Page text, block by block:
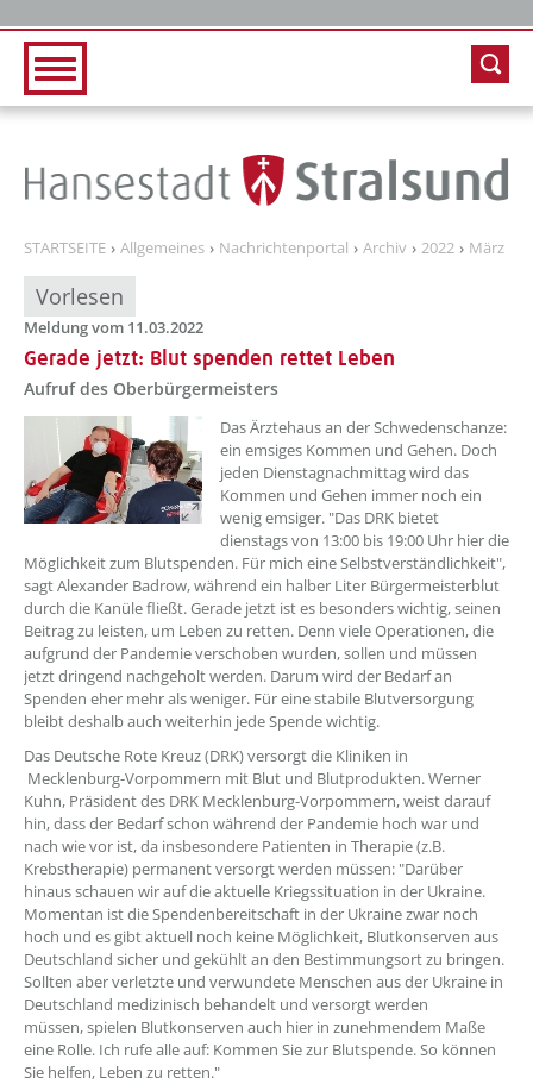
STARTSEITE Allgemeines Nachrichtenportal Archiv 2022 März
Vorlesen
Meldung vom 11.03.2022
Gerade jetzt: Blut spenden rettet Leben
Aufruf des Oberbürgermeisters
??? absaetzeOben[1]/titel ???
Das Ärztehaus an der Schwedenschanze:
ein emsiges Kommen und Gehen. Doch
jeden Dienstagnachmittag wird das
Kommen und Gehen immer noch ein
wenig emsiger. "Das DRK bietet
dienstags von 13:00 bis 19:00 Uhr hier die
Möglichkeit zum Blutspenden. Für mich eine Selbstverständlichkeit",
sagt Alexander Badrow, während ein halber Liter Bürgermeisterblut
durch die Kanüle fließt. Gerade jetzt ist es besonders wichtig, seinen
Beitrag zu leisten, um Leben zu retten. Denn viele Operationen, die
aufgrund der Pandemie verschoben wurden, sollen und müssen
jetzt dringend nachgeholt werden. Darum wird der Bedarf an
Spenden eher mehr als weniger. Für eine stabile Blutversorgung
bleibt deshalb auch weiterhin jede Spende wichtig.
Das Deutsche Rote Kreuz (DRK) versorgt die Kliniken in
Mecklenburg-Vorpommern mit Blut und Blutprodukten. Werner
Kuhn, Präsident des DRK Mecklenburg-Vorpommern, weist darauf
hin, dass der Bedarf schon während der Pandemie hoch war und
nach wie vor ist, da insbesondere Patienten in Therapie (z.B.
Krebstherapie) permanent versorgt werden müssen: "Darüber
hinaus schauen wir auf die aktuelle Kriegssituation in der Ukraine.
Momentan ist die Spendenbereitschaft in der Ukraine zwar noch
hoch und es gibt aktuell noch keine Möglichkeit, Blutkonserven aus
Deutschland sicher und gekühlt an den Bestimmungsort zu bringen.
Sollten aber verletzte und verwundete Menschen aus der Ukraine in
Deutschland medizinisch behandelt und versorgt werden
müssen, spielen Blutkonserven auch hier in zunehmendem Maße
eine Rolle. Ich rufe alle auf: Kommen Sie zur Blutspende. So können
Sie helfen, Leben zu retten."